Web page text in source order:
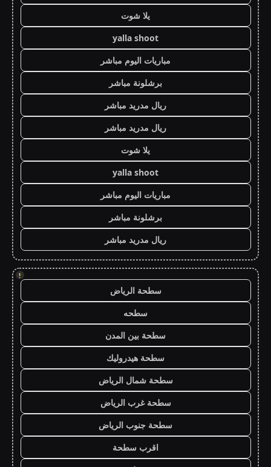
يلا شوت
yalla shoot
مباريات اليوم مباشر
برشلونة مباشر
ريال مدريد مباشر
ريال مدريد مباشر
يلا شوت
yalla shoot
مباريات اليوم مباشر
برشلونة مباشر
ريال مدريد مباشر
!
سطحة الرياض
سطحه
سطحة بين المدن
سطحة هيدروليك
سطحة شمال الرياض
سطحة غرب الرياض
سطحة جنوب الرياض
اقرب سطحة